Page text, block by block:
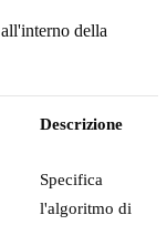
all'interno della
Descrizione
Specifica
l'algoritmo di